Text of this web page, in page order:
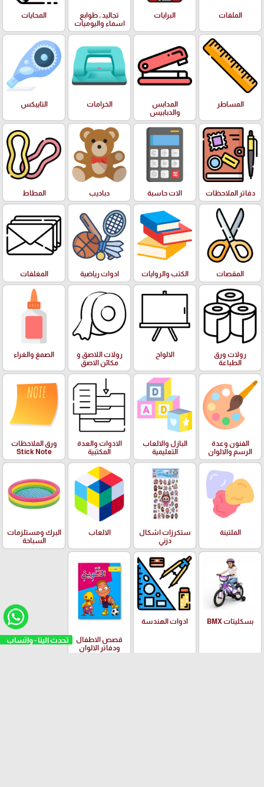
تحدث الينا - واتساب
الملفات البرايات
تجاليد , طوابع
اسماء واليوميات
المحايات
المساطر
المدابس
والدبابيس
الخرامات التايبكس
دفاتر الملاحظات الات حاسبة دباديب المطاط
المقصات الكتب والروايات ادوات رياضية المغلفات
رولات ورق
الطباعة
الالواح
رولات اللاصق و
مكائن الاصق
الصمغ والغراء
الفنون وعدة
الرسم والالوان
البازل والالعاب
التعليمية
الادوات والعدة
المكتبية
ورق الملاحظات
Stick Note
الملتينة
ستكرزات اشكال
دزني
الالعاب
البرك ومستلزمات
السباحة
بسكليتات BMX ادوات الهندسة
قصص الاطفال
ودفاتر الالوان